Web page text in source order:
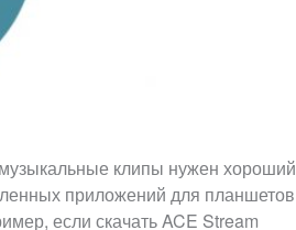
клипы нужен хороший
приложений для планшетов
если скачать ACE Stream